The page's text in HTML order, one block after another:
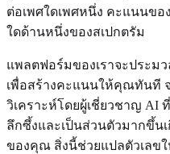
ต่อเพศใดเพศหนึ่ง คะแนนขอ
ใดด้านหนึ่งของสเปกตรัม
แพลตฟอร์มของเราจะประ
เพื่อสร้างคะแนนให้คุณทันที
วิเคราะห์โดยผู้เชี่ยวชาญ AI
ลึกซึ้งและเป็นส่วนตัวมากขึ้น
ของคุณ สิ่งนี้ช่วยแปลตัวเลข